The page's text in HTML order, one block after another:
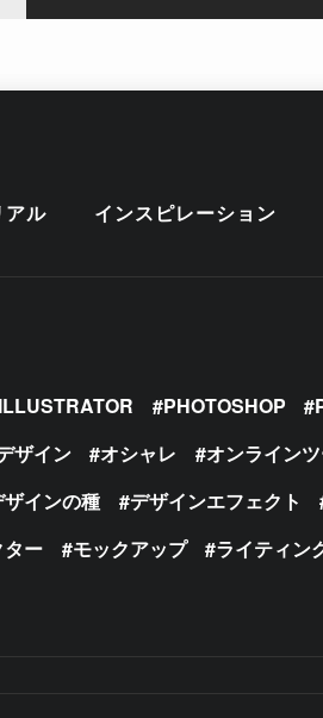
アル インスピレーション
ILLUSTRATOR PHOTOSHOP
ザイン オシャレ オンライン
ザインの種 デザインエフェクト
ー モックアップ ライティン